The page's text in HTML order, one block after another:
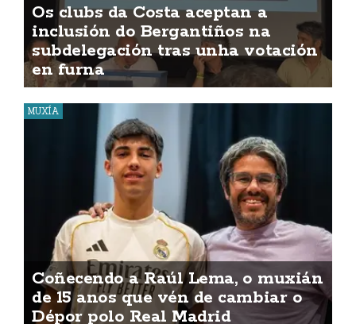
Os clubs da Costa aceptan a
inclusión do Bergantiños na
subdelegación tras unha votación
en furna
MUXÍA
Coñecendo a Raúl Lema, o muxián
de 15 anos que vén de cambiar o
Dépor polo Real Madrid